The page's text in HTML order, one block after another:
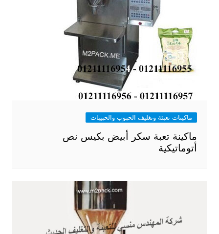
ماكينات تعبئة وتغليف الحبوب والحبيبات
ماكينة تعبة سكر أبيض بكيس نص
أتوماتيكية